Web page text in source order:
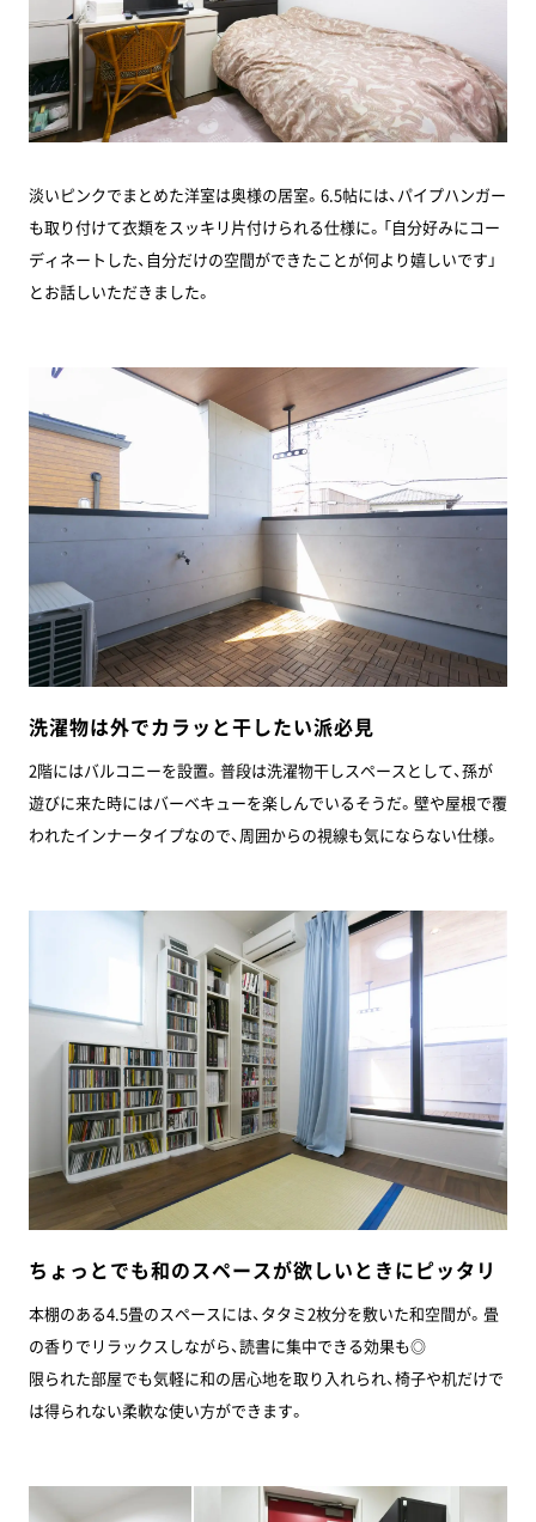
淡いピンクでまとめた洋室は奥様の居室。6.5帖には、パイプハンガー
も取り付けて衣類をスッキリ片付けられる仕様に。「自分好みにコー
ディネートした、自分だけの空間ができたことが何より嬉しいです」
とお話しいただきました。
洗濯物は外でカラッと干したい派必見
2階にはバルコニーを設置。普段は洗濯物干しスペースとして、孫が
遊びに来た時にはバーベキューを楽しんでいるそうだ。壁や屋根で覆
われたインナータイプなので、周囲からの視線も気にならない仕様。
ちょっとでも和のスペースが欲しいときにピッタリ
本棚のある4.5畳のスペースには、タタミ2枚分を敷いた和空間が。畳
の香りでリラックスしながら、読書に集中できる効果も◎
限られた部屋でも気軽に和の居心地を取り入れられ、椅子や机だけで
は得られない柔軟な使い方ができます。